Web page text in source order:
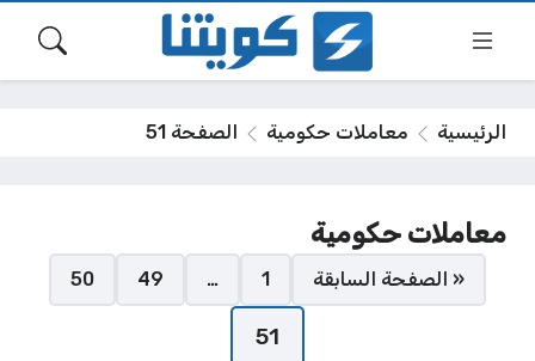
الرئيسية معاملات حكومية الصفحة 51
معاملات حكومية
صفحات:
« الصفحة السابقة 1
…
49
50
51